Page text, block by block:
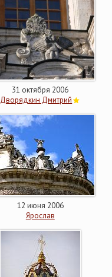
31 октября 2006
Дворядкин Дмитрий
12 июня 2006
Ярослав